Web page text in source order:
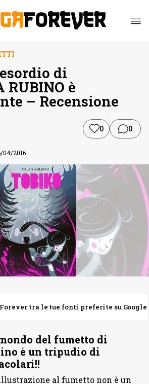
di
RUBINO è
– Recensione
0 0
04/2016
tra le tue fonti preferite su Google
del fumetto di
è un tripudio di
al fumetto non è un